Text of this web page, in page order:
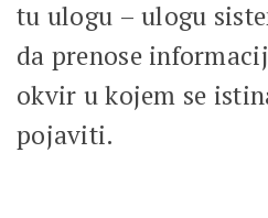
tu ulogu – ulogu
da prenose
okvir u kojem se
pojaviti.